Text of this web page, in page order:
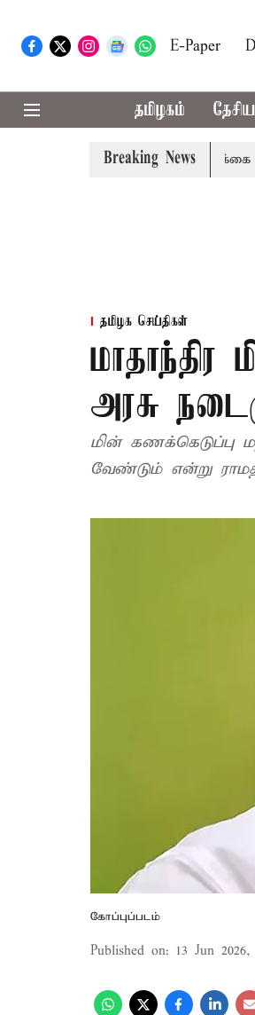
E-Paper
தமிழகம்
Breaking News
கன மழை எச்சரிக்கை
தமிழக செய்திகள்
அரசு
மின் கணக்கெடுப்பு
வேண்டும் என்று
கோப்புப்படம்
Published on: 13 Jun